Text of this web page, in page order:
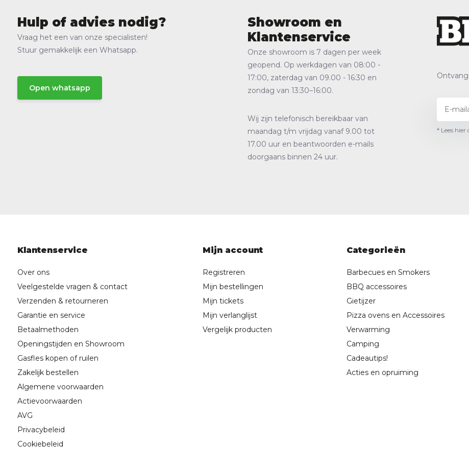
Hulp of advies nodig?
Vraag het een van onze specialisten!
Stuur gemakkelijk een Whatsapp.
Open whatsapp
Showroom en
Klantenservice
Onze showroom is 7 dagen per week
geopend. Op werkdagen van 08:00 -
17:00, zaterdag van 09.00 - 16:30 en
zondag van 13:30–16:00.
Wij zijn telefonisch bereikbaar van
maandag t/m vrijdag vanaf 9.00 tot
17.00 uur en beantwoorden e-mails
doorgaans binnen 24 uur.
* Lees
Klantenservice
Over ons
Veelgestelde vragen & contact
Verzenden & retourneren
Garantie en service
Betaalmethoden
Openingstijden en Showroom
Gasfles kopen of ruilen
Zakelijk bestellen
Algemene voorwaarden
Actievoorwaarden
AVG
Privacybeleid
Cookiebeleid
Mijn account
Registreren
Mijn bestellingen
Mijn tickets
Mijn verlanglijst
Vergelijk producten
Categorieën
Barbecues en Smokers
BBQ accessoires
Gietijzer
Pizza ovens en Accessoires
Verwarming
Camping
Cadeautips!
Acties en opruiming